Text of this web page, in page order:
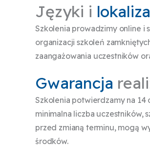
Języki i
Szkolenia prowadzimy online i
organizacji szkoleń
zaangażowania uczestników
Gwarancja
Szkolenia potwierdzamy na 14
minimalna liczba uczestników,
przed zmianą terminu, mogą
środków.